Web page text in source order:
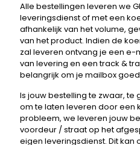
Alle bestellingen leveren we
leveringsdienst of met een
afhankelijk van het volume,
van het product. Indien de
zal leveren ontvang je een e-
van levering en een track &
belangrijk om je mailbox
Is jouw bestelling te zwaar,
om te laten leveren door een
probleem, we leveren jouw
voordeur / straat op het
eigen leveringsdienst. Dit kan